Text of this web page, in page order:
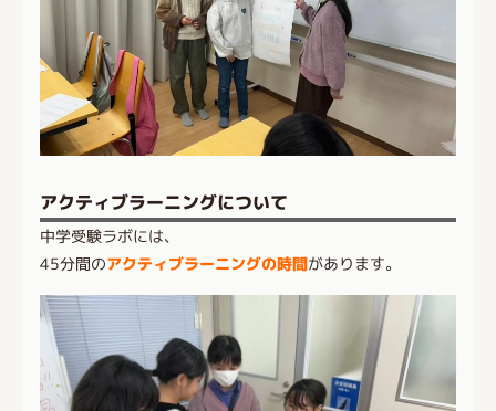
アクティブラーニングについて
中学受験ラボには、
45分間のアクティブラーニングの時間があります。